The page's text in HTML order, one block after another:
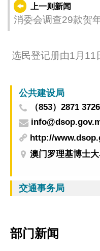
上一则新闻
消委会调查29款贺
选民登记册由1月11
公共建设局
（853）2871 3726
http://
澳门罗理基博士
交通事务局
部门新闻